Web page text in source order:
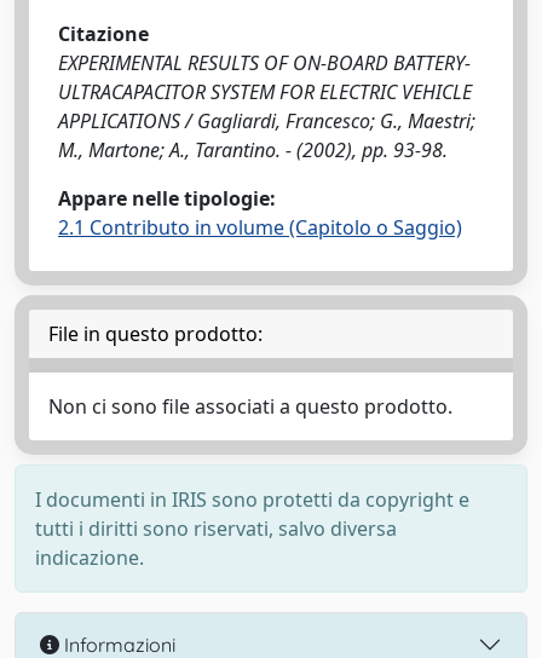
Citazione
EXPERIMENTAL RESULTS OF ON-BOARD BATTERY-
ULTRACAPACITOR SYSTEM FOR ELECTRIC VEHICLE
APPLICATIONS / Gagliardi, Francesco; G., Maestri;
M., Martone; A., Tarantino. - (2002), pp. 93-98.
Appare nelle tipologie:
2.1 Contributo in volume (Capitolo o Saggio)
File in questo prodotto:
Non ci sono file associati a questo prodotto.
I documenti in IRIS sono protetti da copyright e
tutti i diritti sono riservati, salvo diversa
indicazione.
Informazioni